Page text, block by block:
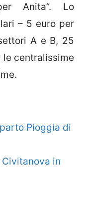
Anita”. Lo
– 5 euro per
A e B, 25
centralissime
Pioggia di
in